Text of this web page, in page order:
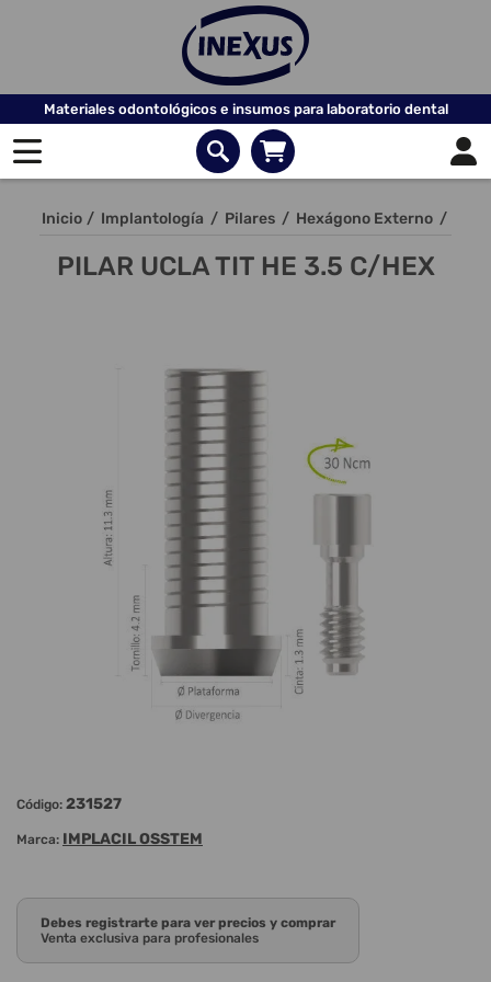
Materiales odontológicos e insumos para laboratorio dental
Inicio / Implantología / Pilares / Hexágono Externo /
PILAR UCLA TIT HE 3.5 C/HEX
Código: 231527
Marca: IMPLACIL OSSTEM
Debes registrarte para ver precios y comprar
Venta exclusiva para profesionales